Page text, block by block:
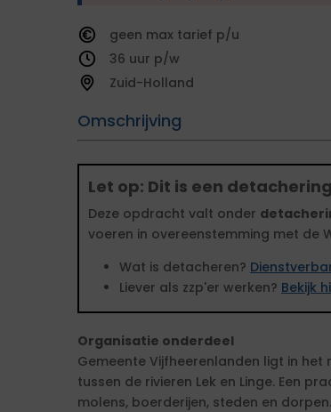
geen
tarief
36
Zuid-Holland
Omschrijving
Let op: Dit is een
Deze opdracht valt onder
voeren in overeenstemming met de
Wat is detacheren?
Liever als zzp'er werken? Bekijk
Organisatie onderdeel
Gemeente Vijfheerenlanden ligt in
tussen de rivieren Lek en Linge. Een
molens, boerderijen, steden en